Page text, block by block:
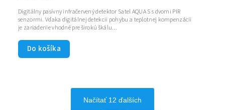
Do košíka
Digitálny pasívny infračervený detektor Satel AQUA S s dvomi PIR
senzormi. Vďaka digitálnej detekcii pohybu a teplotnej kompenzácii
je zariadenie vhodné pre širokú škálu...
Načítať 12 ďalších